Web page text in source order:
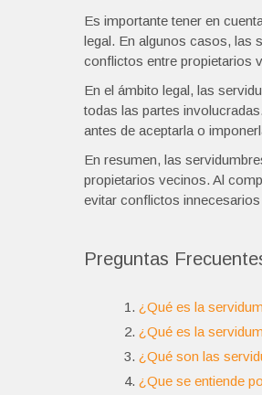
Es importante tener en
legal. En algunos casos, las
conflictos entre propietarios
En el ámbito legal, las
todas las partes
antes de aceptarla o
En resumen, las
propietarios vecinos. Al
evitar conflictos
Preguntas
¿Qué es la
¿Qué es la
¿Qué son las
¿Que se entiende